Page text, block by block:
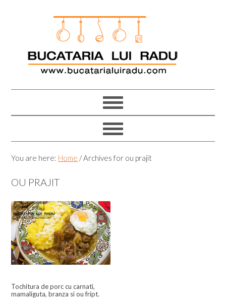
You are here: Home /Archives for ou prajit
OU PRAJIT
Tochitura de porc cu carnati,
mamaliguta, branza si ou fript.